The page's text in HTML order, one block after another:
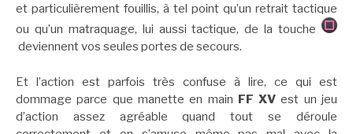
et particulièrement fouillis, à tel point qu’un retrait tactique
ou qu’un matraquage, lui aussi tactique, de la touche
deviennent vos seules portes de secours.
Et l’action est parfois très confuse à lire, ce qui est
dommage parce que manette en main FF XV est un jeu
d’action assez agréable quand tout se déroule